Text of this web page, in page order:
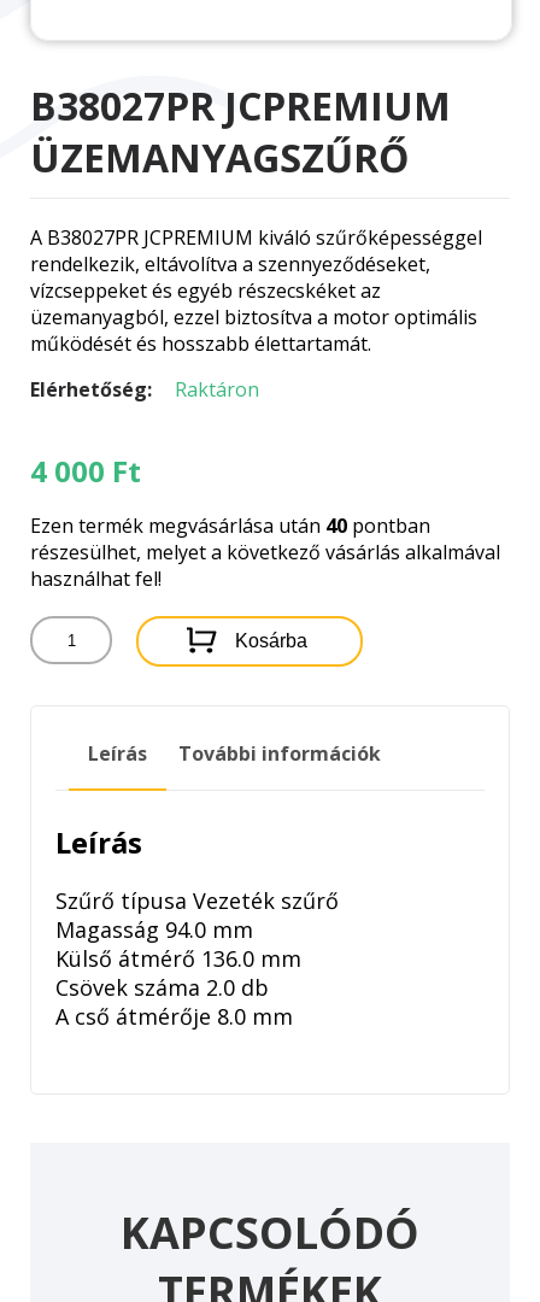
B38027PR JCPREMIUM
ÜZEMANYAGSZŰRŐ
A B38027PR JCPREMIUM kiváló szűrőképességgel
rendelkezik, eltávolítva a szennyeződéseket,
vízcseppeket és egyéb részecskéket az
üzemanyagból, ezzel biztosítva a motor optimális
működését és hosszabb élettartamát.
Elérhetőség:
Raktáron
4 000 Ft
Ezen termék megvásárlása után 40 pontban
részesülhet, melyet a következő vásárlás alkalmával
használhat fel!
B38027PR
JCPREMIUM
Kosárba
Leírás További információk
Leírás
Szűrő típusa Vezeték szűrő
Magasság 94.0 mm
Külső átmérő 136.0 mm
Csövek száma 2.0 db
A cső átmérője 8.0 mm
KAPCSOLÓDÓ